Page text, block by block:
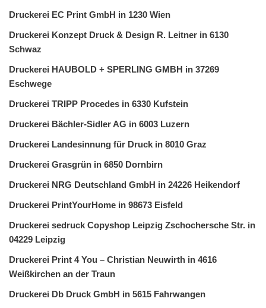
Druckerei EC Print GmbH in 1230 Wien
Druckerei Konzept Druck & Design R. Leitner in 6130
Schwaz
Druckerei HAUBOLD + SPERLING GMBH in 37269
Eschwege
Druckerei TRIPP Procedes in 6330 Kufstein
Druckerei Bächler-Sidler AG in 6003 Luzern
Druckerei Landesinnung für Druck in 8010 Graz
Druckerei Grasgrün in 6850 Dornbirn
Druckerei NRG Deutschland GmbH in 24226 Heikendorf
Druckerei PrintYourHome in 98673 Eisfeld
Druckerei sedruck Copyshop Leipzig Zschochersche Str. in
04229 Leipzig
Druckerei Print 4 You – Christian Neuwirth in 4616
Weißkirchen an der Traun
Druckerei Db Druck GmbH in 5615 Fahrwangen